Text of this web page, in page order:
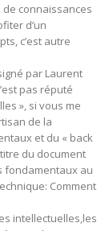
connaissances
d’un
c’est autre
par Laurent
pas réputé
», si vous me
de la
et du « back
titre du document
fondamentaux au
Comment
intellectuelles,les